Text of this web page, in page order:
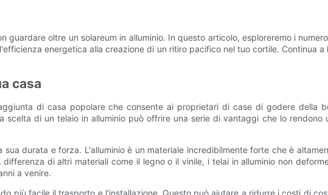
oltre un solareum in alluminio. In questo articolo, esploreremo i
energetica alla creazione di un ritiro pacifico nel tuo cortile. Continua
casa
di casa popolare che consente ai proprietari di case di godere della
di un telaio in alluminio può offrire una serie di vantaggi che lo rendono
durata e forza. L'alluminio è un materiale incredibilmente forte che è
di altri materiali come il legno o il vinile, i telai in alluminio non
a venire.